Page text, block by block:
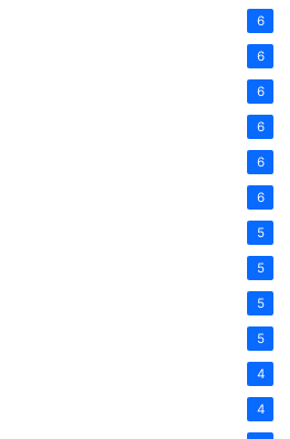
6
6
6
6
6
6
5
5
5
5
4
4